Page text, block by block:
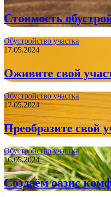
Стоимость
Обустройство участка
17.05.2024
Оживите свой
Обустройство участка
17.05.2024
Преобразите свой
Обустройство участка
16.05.2024
Создаём оазис